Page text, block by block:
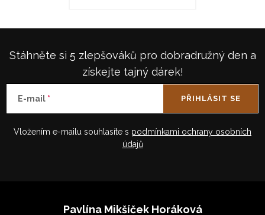
Stáhněte si 5 zlepšováků pro dobradružný den a
získejte tajný dárek!
E-mail
Vložením e-mailu souhlasíte s podmínkami ochrany osobních
údajů
PŘIHLÁSIT SE
Pavlína Mikšíček Horáková